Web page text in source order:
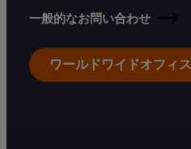
一般的なお問い合わせ
ワールドワイドオフィス